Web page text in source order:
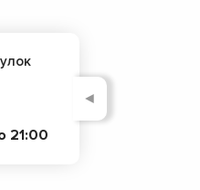
21:00
◄